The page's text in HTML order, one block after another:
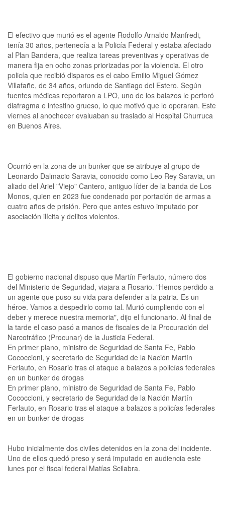
El efectivo que murió es el agente Rodolfo Arnaldo Manfredi,
tenía 30 años, pertenecía a la Policía Federal y estaba afectado
al Plan Bandera, que realiza tareas preventivas y operativas de
manera fija en ocho zonas priorizadas por la violencia. El otro
policía que recibió disparos es el cabo Emilio Miguel Gómez
Villafañe, de 34 años, oriundo de Santiago del Estero. Según
fuentes médicas reportaron a LPO, uno de los balazos le perforó
diafragma e intestino grueso, lo que motivó que lo operaran. Este
viernes al anochecer evaluaban su traslado al Hospital Churruca
en Buenos Aires.
Ocurrió en la zona de un bunker que se atribuye al grupo de
Leonardo Dalmacio Saravia, conocido como Leo Rey Saravia, un
aliado del Ariel "Viejo" Cantero, antiguo líder de la banda de Los
Monos, quien en 2023 fue condenado por portación de armas a
cuatro años de prisión. Pero que antes estuvo imputado por
asociación ilícita y delitos violentos.
El gobierno nacional dispuso que Martín Ferlauto, número dos
del Ministerio de Seguridad, viajara a Rosario. "Hemos perdido a
un agente que puso su vida para defender a la patria. Es un
héroe. Vamos a despedirlo como tal. Murió cumpliendo con el
deber y merece nuestra memoria", dijo el funcionario. Al final de
la tarde el caso pasó a manos de fiscales de la Procuración del
Narcotráfico (Procunar) de la Justicia Federal.
En primer plano, ministro de Seguridad de Santa Fe, Pablo
Cococcioni, y secretario de Seguridad de la Nación Martín
Ferlauto, en Rosario tras el ataque a balazos a policías federales
en un bunker de drogas
En primer plano, ministro de Seguridad de Santa Fe, Pablo
Cococcioni, y secretario de Seguridad de la Nación Martín
Ferlauto, en Rosario tras el ataque a balazos a policías federales
en un bunker de drogas
Hubo inicialmente dos civiles detenidos en la zona del incidente.
Uno de ellos quedó preso y será imputado en audiencia este
lunes por el fiscal federal Matías Scilabra.